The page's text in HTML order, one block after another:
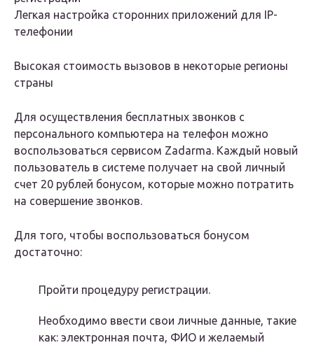
Легкая настройка сторонних приложений для IP-
телефонии
Высокая стоимость вызовов в некоторые регионы
страны
Для осуществления бесплатных звонков с
персонального компьютера на телефон можно
воспользоваться сервисом Zadarma. Каждый новый
пользователь в системе получает на свой личный
счет 20 рублей бонусом, которые можно потратить
на совершение звонков.
Для того, чтобы воспользоваться бонусом
достаточно:
Пройти процедуру регистрации.
Необходимо ввести свои личные данные, такие
как: электронная почта, ФИО и желаемый